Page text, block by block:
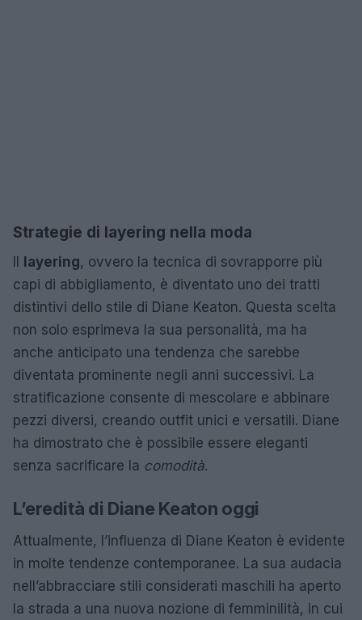
Strategie di layering nella moda
Il layering, ovvero la tecnica di sovrapporre più
capi di abbigliamento, è diventato uno dei tratti
distintivi dello stile di Diane Keaton. Questa scelta
non solo esprimeva la sua personalità, ma ha
anche anticipato una tendenza che sarebbe
diventata prominente negli anni successivi. La
stratificazione consente di mescolare e abbinare
pezzi diversi, creando outfit unici e versatili. Diane
ha dimostrato che è possibile essere eleganti
senza sacrificare la comodità.
L’eredità di Diane Keaton oggi
Attualmente, l’influenza di Diane Keaton è evidente
in molte tendenze contemporanee. La sua audacia
nell’abbracciare stili considerati maschili ha aperto
la strada a una nuova nozione di femminilità, in cui